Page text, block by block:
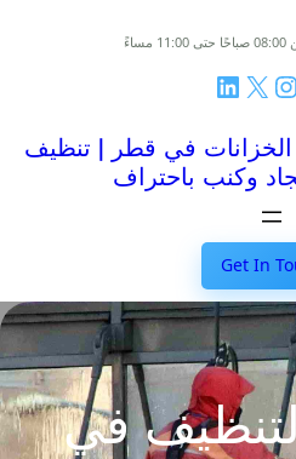
إكسلينكد إن
في قطر | تنظيف
وكنب باحتراف
Get In
في